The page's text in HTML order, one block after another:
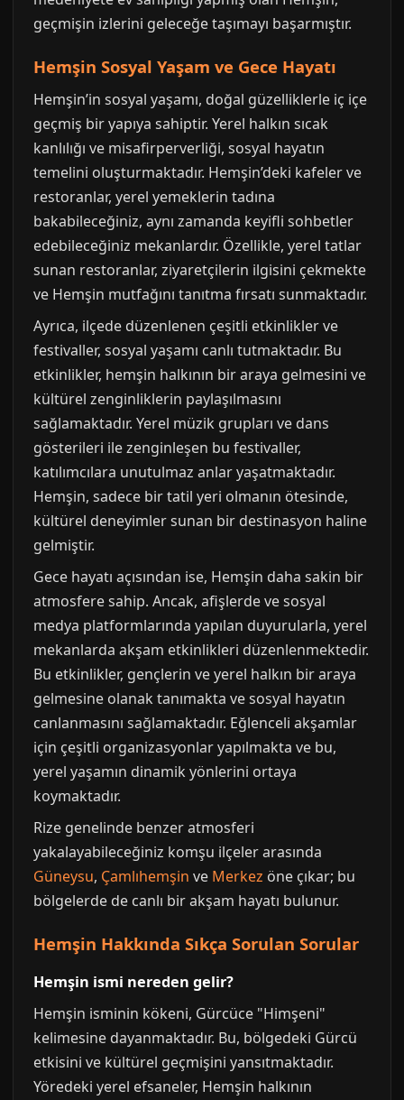
geçmişin izlerini geleceğe taşımayı başarmıştır.
Hemşin Sosyal Yaşam ve Gece Hayatı
Hemşin’in sosyal yaşamı, doğal güzelliklerle iç içe
geçmiş bir yapıya sahiptir. Yerel halkın sıcak
kanlılığı ve misafirperverliği, sosyal hayatın
temelini oluşturmaktadır. Hemşin’deki kafeler ve
restoranlar, yerel yemeklerin tadına
bakabileceğiniz, aynı zamanda keyifli sohbetler
edebileceğiniz mekanlardır. Özellikle, yerel tatlar
sunan restoranlar, ziyaretçilerin ilgisini çekmekte
ve Hemşin mutfağını tanıtma fırsatı sunmaktadır.
Ayrıca, ilçede düzenlenen çeşitli etkinlikler ve
festivaller, sosyal yaşamı canlı tutmaktadır. Bu
etkinlikler, hemşin halkının bir araya gelmesini ve
kültürel zenginliklerin paylaşılmasını
sağlamaktadır. Yerel müzik grupları ve dans
gösterileri ile zenginleşen bu festivaller,
katılımcılara unutulmaz anlar yaşatmaktadır.
Hemşin, sadece bir tatil yeri olmanın ötesinde,
kültürel deneyimler sunan bir destinasyon haline
gelmiştir.
Gece hayatı açısından ise, Hemşin daha sakin bir
atmosfere sahip. Ancak, afişlerde ve sosyal
medya platformlarında yapılan duyurularla, yerel
mekanlarda akşam etkinlikleri düzenlenmektedir.
Bu etkinlikler, gençlerin ve yerel halkın bir araya
gelmesine olanak tanımakta ve sosyal hayatın
canlanmasını sağlamaktadır. Eğlenceli akşamlar
için çeşitli organizasyonlar yapılmakta ve bu,
yerel yaşamın dinamik yönlerini ortaya
koymaktadır.
Rize genelinde benzer atmosferi
yakalayabileceğiniz komşu ilçeler arasında
Güneysu, Çamlıhemşin ve Merkez öne çıkar; bu
bölgelerde de canlı bir akşam hayatı bulunur.
Hemşin Hakkında Sıkça Sorulan Sorular
Hemşin ismi nereden gelir?
Hemşin isminin kökeni, Gürcüce "Himşeni"
kelimesine dayanmaktadır. Bu, bölgedeki Gürcü
etkisini ve kültürel geçmişini yansıtmaktadır.
Yöredeki yerel efsaneler, Hemşin halkının